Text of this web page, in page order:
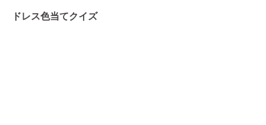
ドレス色当てクイズ